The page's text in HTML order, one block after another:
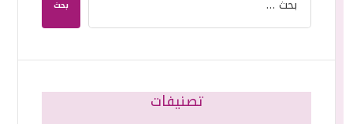
بحث
تصنيفات